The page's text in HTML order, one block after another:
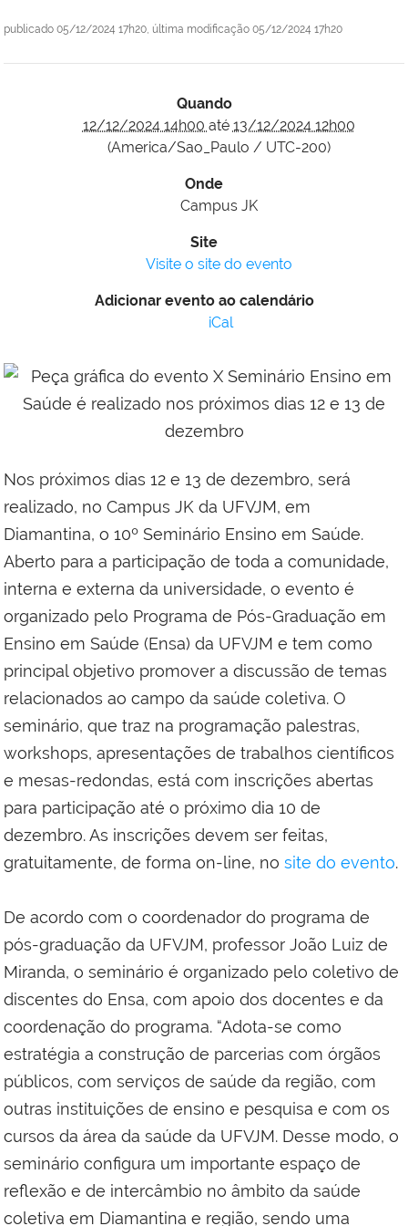
publicado 05/12/2024 17h20, última modificação 05/12/2024 17h20
Quando
12/12/2024 14h00 até 13/12/2024 12h00
(America/Sao_Paulo / UTC-200)
Onde
Campus JK
Site
Visite o site do evento
Adicionar evento ao calendário
iCal
Nos próximos dias 12 e 13 de dezembro, será
realizado, no Campus JK da UFVJM, em
Diamantina, o 10º Seminário Ensino em Saúde.
Aberto para a participação de toda a comunidade,
interna e externa da universidade, o evento é
organizado pelo Programa de Pós-Graduação em
Ensino em Saúde (Ensa) da UFVJM e tem como
principal objetivo promover a discussão de temas
relacionados ao campo da saúde coletiva. O
seminário, que traz na programação palestras,
workshops, apresentações de trabalhos científicos
e mesas-redondas, está com inscrições abertas
para participação até o próximo dia 10 de
dezembro. As inscrições devem ser feitas,
gratuitamente, de forma on-line, no site do evento.
De acordo com o coordenador do programa de
pós-graduação da UFVJM, professor João Luiz de
Miranda, o seminário é organizado pelo coletivo de
discentes do Ensa, com apoio dos docentes e da
coordenação do programa. “Adota-se como
estratégia a construção de parcerias com órgãos
públicos, com serviços de saúde da região, com
outras instituições de ensino e pesquisa e com os
cursos da área da saúde da UFVJM. Desse modo, o
seminário configura um importante espaço de
reflexão e de intercâmbio no âmbito da saúde
coletiva em Diamantina e região, sendo uma